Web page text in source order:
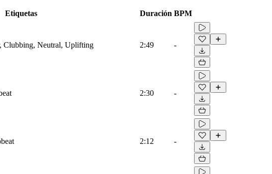
Etiquetas Duración BPM
Clubbing, Neutral, Uplifting 2:49 -
2:30 -
2:12 -